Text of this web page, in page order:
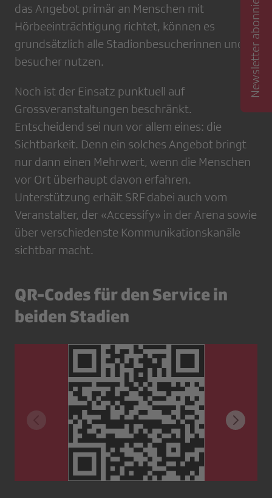
das Angebot primär an Menschen mit
Hörbeeinträchtigung richtet, können es
grundsätzlich alle Stadionbesucherinnen und -
besucher nutzen.
Noch ist der Einsatz punktuell auf
Grossveranstaltungen beschränkt.
Entscheidend sei nun vor allem eines: die
Sichtbarkeit. Denn ein solches Angebot bringt
nur dann einen Mehrwert, wenn die Menschen
vor Ort überhaupt davon erfahren.
Unterstützung erhält SRF dabei auch vom
Veranstalter, der «Accessify» in der Arena sowie
über verschiedenste Kommunikationskanäle
sichtbar macht.
QR-Codes für den Service in
beiden Stadien
Newsletter abonnieren